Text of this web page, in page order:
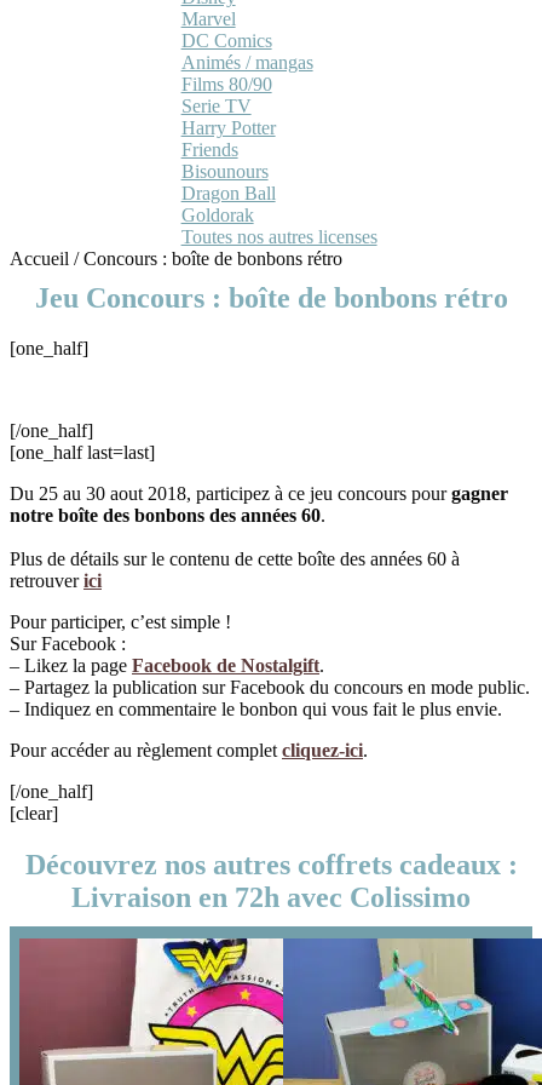
Marvel
DC Comics
Animés / mangas
Films 80/90
Serie TV
Harry Potter
Friends
Bisounours
Dragon Ball
Goldorak
Toutes nos autres licenses
Accueil /Concours : boîte de bonbons rétro
Jeu Concours : boîte de bonbons rétro
[one_half]
[/one_half]
[one_half last=last]
Du 25 au 30 aout 2018, participez à ce jeu concours pourgagner
notre boîte des bonbons des années 60.
Plus de détails sur le contenu de cette boîte des années 60 à
retrouverici
Pour participer, c’est simple !
Sur Facebook :
– Likez la page Facebook de Nostalgift.
– Partagez la publication sur Facebook du concours en mode public.
– Indiquez en commentaire le bonbon qui vous fait le plus envie.
Pour accéder au règlement completcliquez-ici.
[/one_half]
[clear]
Découvrez nos autres coffrets cadeaux :
Livraison en 72h avec Colissimo